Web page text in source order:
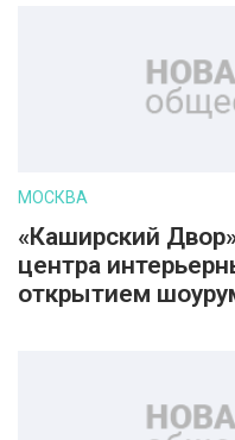
МОСКВА
«Каширский
центра
открытием